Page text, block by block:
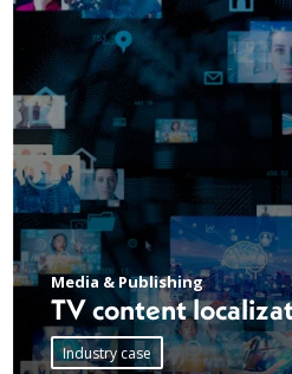
Media & Publishing
TV content
Industry case